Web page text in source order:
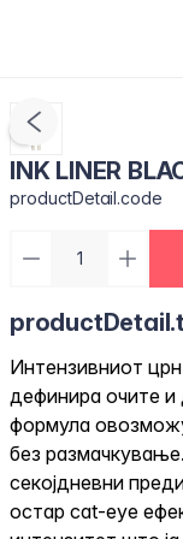
INK LINER
productDetail.code
Интензивниот
дефинира очите и
формула
без
секојдневни
остар cat-eye